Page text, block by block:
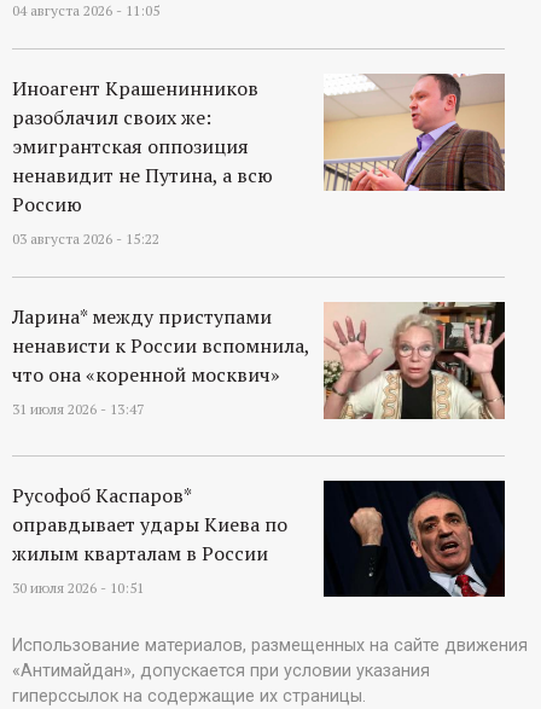
04 августа 2026 - 11:05
Иноагент Крашенинников
разоблачил своих же:
эмигрантская оппозиция
ненавидит не Путина, а всю
Россию
03 августа 2026 - 15:22
Ларина* между приступами
ненависти к России вспомнила,
что она «коренной москвич»
31 июля 2026 - 13:47
Русофоб Каспаров*
оправдывает удары Киева по
жилым кварталам в России
30 июля 2026 - 10:51
Использование материалов, размещенных на сайте движения
«Антимайдан», допускается при условии указания
гиперссылок на содержащие их страницы.